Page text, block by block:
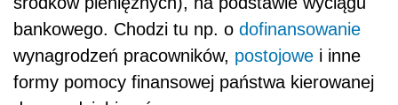
bankowego. Chodzi tu np. o dofinansowanie
wynagrodzeń pracowników, postojowe i inne
formy pomocy finansowej państwa kierowanej